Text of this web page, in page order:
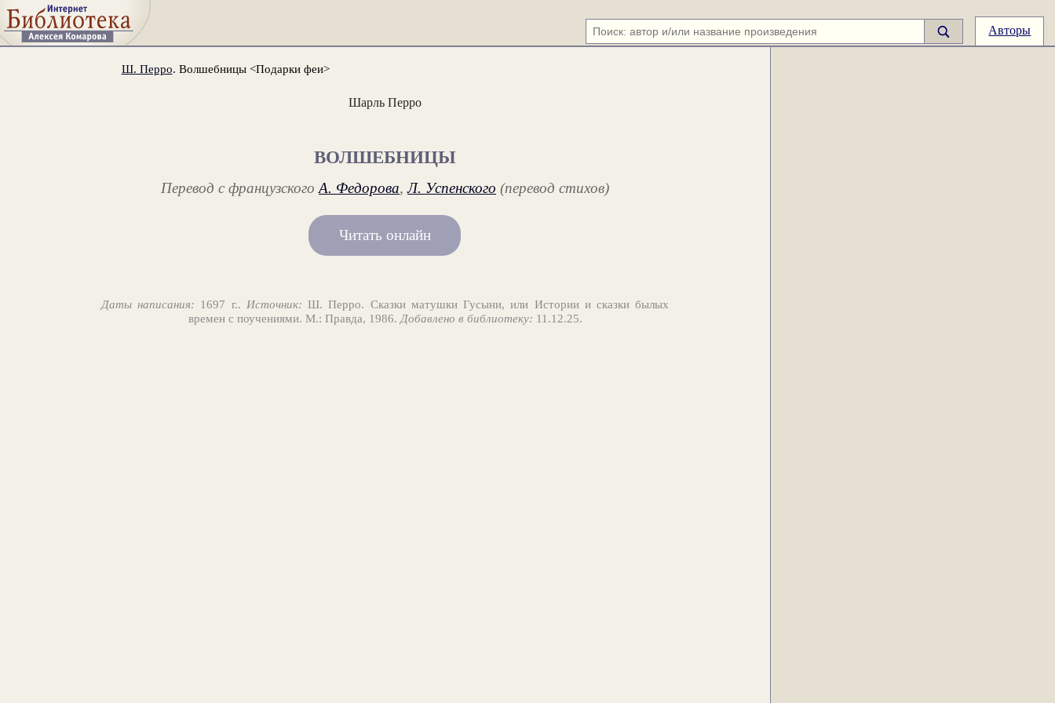
Авторы
Ш. Перро. Волшебницы <Подарки феи>
Шарль Перро
ВОЛШЕБНИЦЫ
Перевод c французскогоА. Федорова,Л. Успенского (перевод стихов)
Читать онлайн
Даты написания: 1697 г.. Источник: Ш. Перро. Сказки матушки Гусыни, или Истории и сказки былых
времен с поучениями. М.: Правда, 1986. Добавлено в библиотеку: 11.12.25.